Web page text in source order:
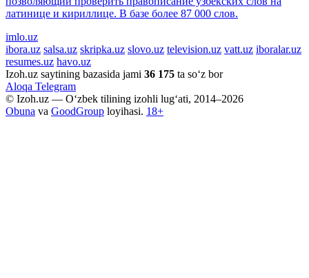
латинице и кириллице. В базе более 87 000 слов.
imlo.uz
ibora.uz salsa.uz skripka.uz slovo.uz television.uz vatt.uz iboralar.uz
resumes.uz havo.uz
Izoh.uz saytining bazasida jami 36 175 ta so‘z bor
Aloqa Telegram
© Izoh.uz — O‘zbek tilining izohli lug‘ati, 2014–2026
Obuna va GoodGroup loyihasi. 18+